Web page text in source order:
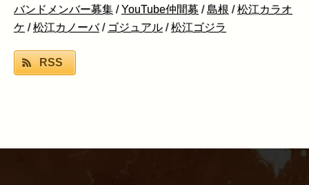
バンドメンバー募集 /YouTube仲間募 /島根 /松江カラオ
ケ /松江カノーバ / ゴジュアル /松江ゴジラ
RSS